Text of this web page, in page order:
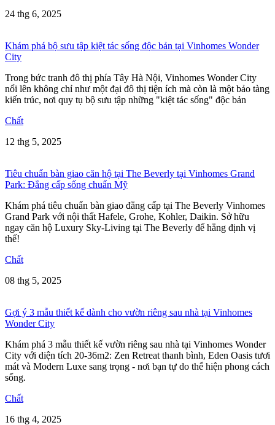
24 thg 6, 2025
Khám phá bộ sưu tập kiệt tác sống độc bản tại Vinhomes Wonder
City
Trong bức tranh đô thị phía Tây Hà Nội, Vinhomes Wonder City
nổi lên không chỉ như một đại đô thị tiện ích mà còn là một bảo tàng
kiến trúc, nơi quy tụ bộ sưu tập những "kiệt tác sống" độc bản
Chất
12 thg 5, 2025
Tiêu chuẩn bàn giao căn hộ tại The Beverly tại Vinhomes Grand
Park: Đẳng cấp sống chuẩn Mỹ
Khám phá tiêu chuẩn bàn giao đẳng cấp tại The Beverly Vinhomes
Grand Park với nội thất Hafele, Grohe, Kohler, Daikin. Sở hữu
ngay căn hộ Luxury Sky-Living tại The Beverly để hẳng định vị
thế!
Chất
08 thg 5, 2025
Gợi ý 3 mẫu thiết kế dành cho vườn riêng sau nhà tại Vinhomes
Wonder City
Khám phá 3 mẫu thiết kế vườn riêng sau nhà tại Vinhomes Wonder
City với diện tích 20-36m2: Zen Retreat thanh bình, Eden Oasis tươi
mát và Modern Luxe sang trọng - nơi bạn tự do thể hiện phong cách
sống.
Chất
16 thg 4, 2025